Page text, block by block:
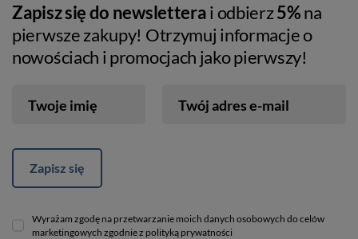
Zapisz się do newsletterai odbierz5%na
pierwsze zakupy! Otrzymuj informacje o
nowościach i promocjach jako pierwszy!
Twoje imię Twój adres e-mail
Zapisz się
Wyrażam zgodę na przetwarzanie moich danych osobowych do celów
marketingowych zgodnie z polityką prywatności